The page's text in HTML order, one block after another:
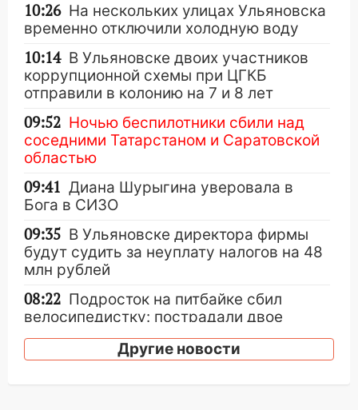
10:26 На нескольких улицах Ульяновска
временно отключили холодную воду
10:14 В Ульяновске двоих участников
коррупционной схемы при ЦГКБ
отправили в колонию на 7 и 8 лет
09:52 Ночью беспилотники сбили над
соседними Татарстаном и Саратовской
областью
09:41 Диана Шурыгина уверовала в
Бога в СИЗО
09:35 В Ульяновске директора фирмы
будут судить за неуплату налогов на 48
млн рублей
08:22 Подросток на питбайке сбил
велосипедистку: пострадали двое
07:20
Жара возвращается: ожидается
знойный и сухой четверг
Другие новости